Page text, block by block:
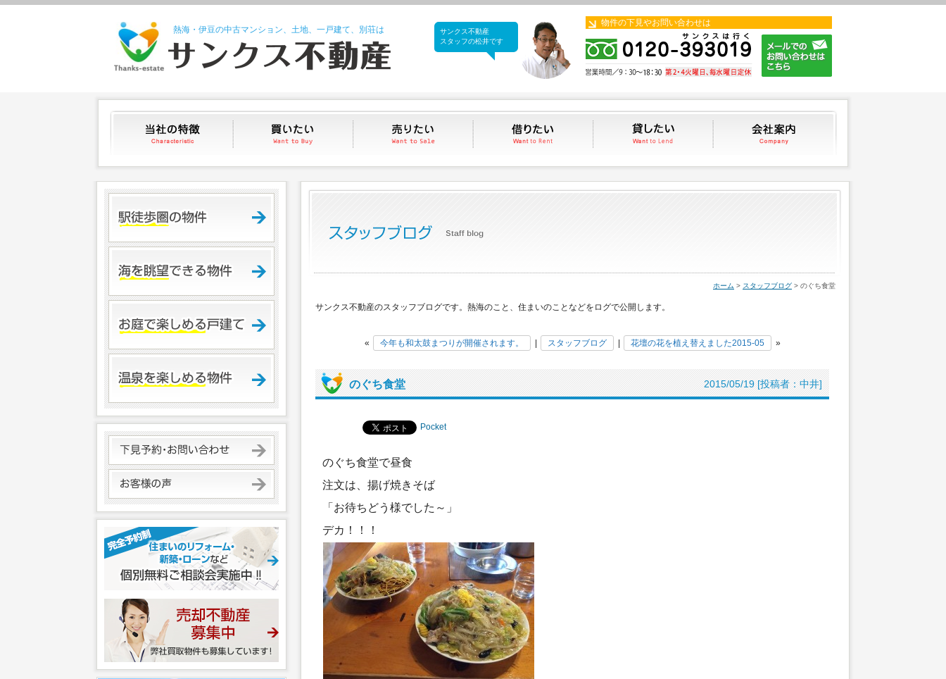
熱海・伊豆の中古マンション、土地、一戸建て、別荘は
サンクス不動産
サンクス不動産
スタッフの松井です
物件の下見やお問い合わせは
当社の特徴 買いたい 売りたい 借りたい 貸したい
ホーム > スタッフブログ > のぐち食堂
サンクス不動産のスタッフブログです。熱海のこと、住まいのことなどをログで公開します。
« 今年も和太鼓まつりが開催されます。 スタッフブログ 花壇の花を植え替えました2015-05 »
のぐち食堂 2015/05/19 [投稿者：中井]
Pocket
のぐち食堂で昼食
注文は、揚げ焼きそば
「お待ちどう様でした～」
デカ！！！